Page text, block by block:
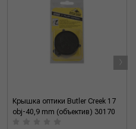
Крышка оптики Butler Creek 17
obj-40,9 mm (объектив) 30170
›